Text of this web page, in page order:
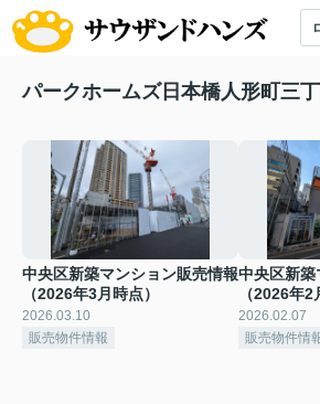
パークホームズ日本橋人形町三
中央区新築マンション販売情報
（2026年3月時点）
2026.03.10
販売物件情報
中央区新築
（2026年2
2026.02.07
販売物件情